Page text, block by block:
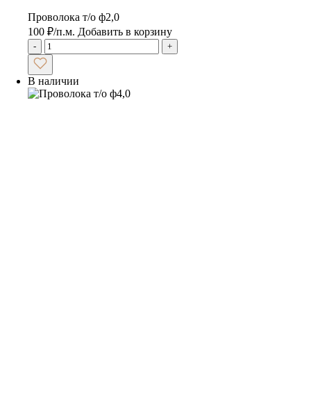
Проволока т/о ф2,0
100 ₽/п.м. Добавить в корзину
- +
В наличии